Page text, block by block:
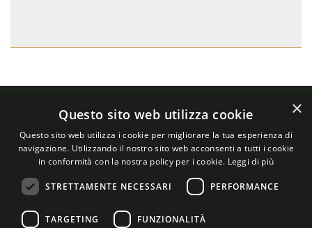
© Copyright - Tutti i diritti sono riservati -Privacy Policy
Garavella, 5
×
Questo sito web utilizza cookie
Questo sito web utilizza i cookie per migliorare la tua esperienza di
navigazione. Utilizzando il nostro sito web acconsenti a tutti i cookie
in conformità con la nostra policy per i cookie. Leggi di più
STRETTAMENTE NECESSARI PERFORMANCE
TARGETING FUNZIONALITÀ